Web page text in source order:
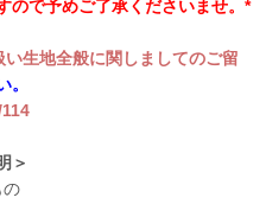
ので予めご了承くださいませ。*
い生地全般に関しましてのご留
。
＞
の